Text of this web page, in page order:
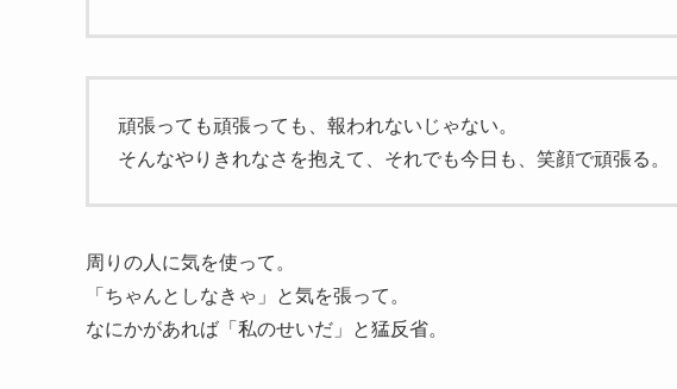
頑張っても頑張っても、報われないじゃない。
そんなやりきれなさを抱えて、それでも今日も、笑顔で頑張る。
周りの人に気を使って。
「ちゃんとしなきゃ」と気を張って。
なにかがあれば「私のせいだ」と猛反省。